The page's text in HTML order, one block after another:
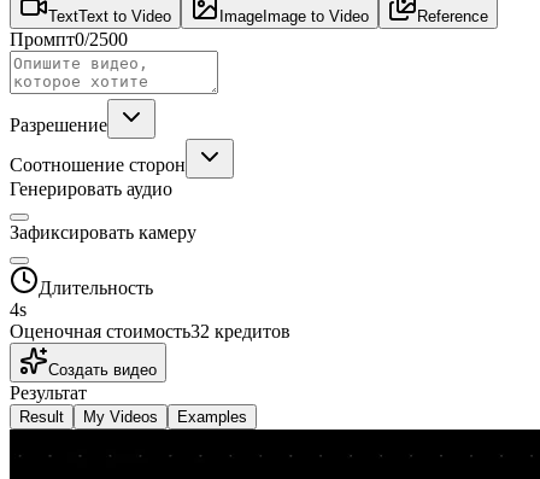
TextText to Video Image Image to Video Reference
Промпт0/2500
Разрешение
Соотношение сторон
Генерировать аудио
Зафиксировать камеру
Длительность
4s
Оценочная стоимость32 кредитов
Создать видео
Результат
Result My Videos Examples